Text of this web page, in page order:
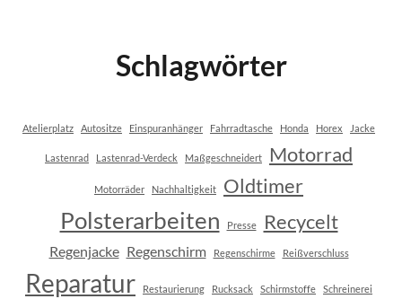
Schlagwörter
Atelierplatz Autositze Einspuranhänger Fahrradtasche Honda Horex Jacke
Lastenrad Lastenrad-Verdeck Maßgeschneidert Motorrad
Motorräder Nachhaltigkeit Oldtimer
Polsterarbeiten Presse Recycelt
Regenjacke Regenschirm Regenschirme Reißverschluss
Reparatur Restaurierung Rucksack Schirmstoffe Schreinerei